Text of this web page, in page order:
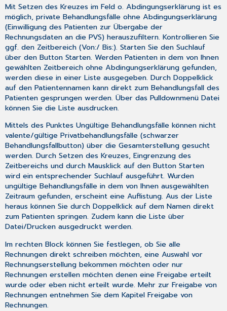
Mit Setzen des Kreuzes im Feldo. Abdingungserklärung ist es
möglich, private Behandlungsfälle ohne Abdingungserklärung
(Einwilligung des Patienten zur Übergabe der
Rechnungsdaten an die PVS) herauszufiltern. Kontrollieren Sie
ggf. den Zeitbereich (Von:/ Bis:). Starten Sie den Suchlauf
über den ButtonStarten. Werden Patienten in dem von Ihnen
gewählten Zeitbereich ohne Abdingungserklärung gefunden,
werden diese in einer Liste ausgegeben. Durch Doppelklick
auf den Patientennamen kann direkt zum Behandlungsfall des
Patienten gesprungen werden. Über das PulldownmenüDatei
können Sie die Liste ausdrucken.
Mittels des PunktesUngültige Behandlungsfälle können nicht
valente/gültige Privatbehandlungsfälle (schwarzer
Behandlungsfallbutton) über dieGesamterstellung gesucht
werden. Durch Setzen des Kreuzes, Eingrenzung des
Zeitbereichs und durch Mausklick auf den ButtonStarten
wird ein entsprechender Suchlauf ausgeführt. Wurden
ungültige Behandlungsfälle in dem von Ihnen ausgewählten
Zeitraum gefunden, erscheint eine Auflistung. Aus der Liste
heraus können Sie durch Doppelklick auf dem Namen direkt
zum Patienten springen. Zudem kann die Liste über
Datei/Drucken ausgedruckt werden.
Im rechten Block können Sie festlegen, ob Sie alle
Rechnungen direkt schreiben möchten, eine Auswahl vor
Rechnungserstellung bekommen möchten oder nur
Rechnungen erstellen möchten denen eine Freigabe erteilt
wurde oder eben nicht erteilt wurde. Mehr zur Freigabe von
Rechnungen entnehmen Sie dem KapitelFreigabe von
Rechnungen.